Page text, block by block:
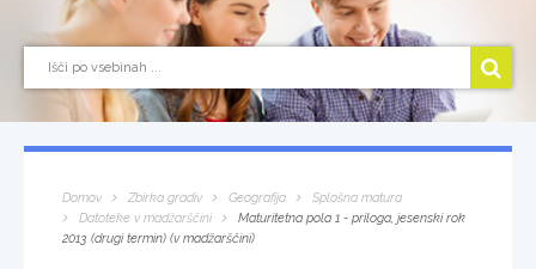
Domov Zbirka gradiv Geografija
Splošna matura
Datoteke v madžarščini
Maturitetna pola 1 - priloga, jesenski rok
2013 (drugi termin) (v madžarščini)